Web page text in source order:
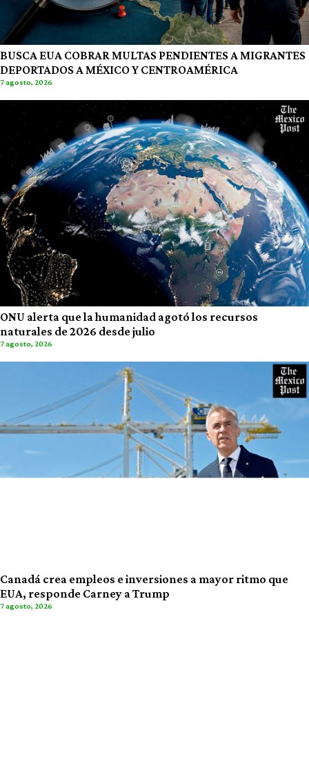
BUSCA EUA COBRAR MULTAS PENDIENTES A MIGRANTES
DEPORTADOS A MÉXICO Y CENTROAMÉRICA
7 agosto, 2026
ONU alerta que la humanidad agotó los recursos
naturales de 2026 desde julio
7 agosto, 2026
Canadá crea empleos e inversiones a mayor ritmo que
EUA, responde Carney a Trump
7 agosto, 2026